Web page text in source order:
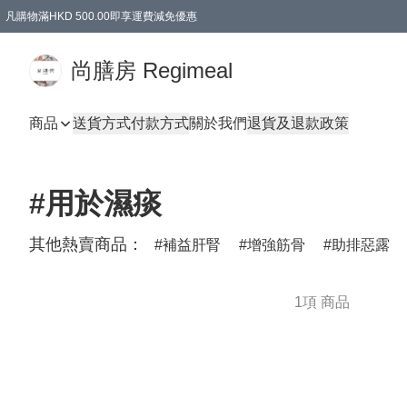
凡購物滿HKD 500.00即享運費減免優惠
尚膳房 Regimeal
商品 送貨方式付款方式關於我們退貨及退款政策
#用於濕痰
其他熱賣商品： 補益肝腎 增強筋骨 助排惡露
1項 商品